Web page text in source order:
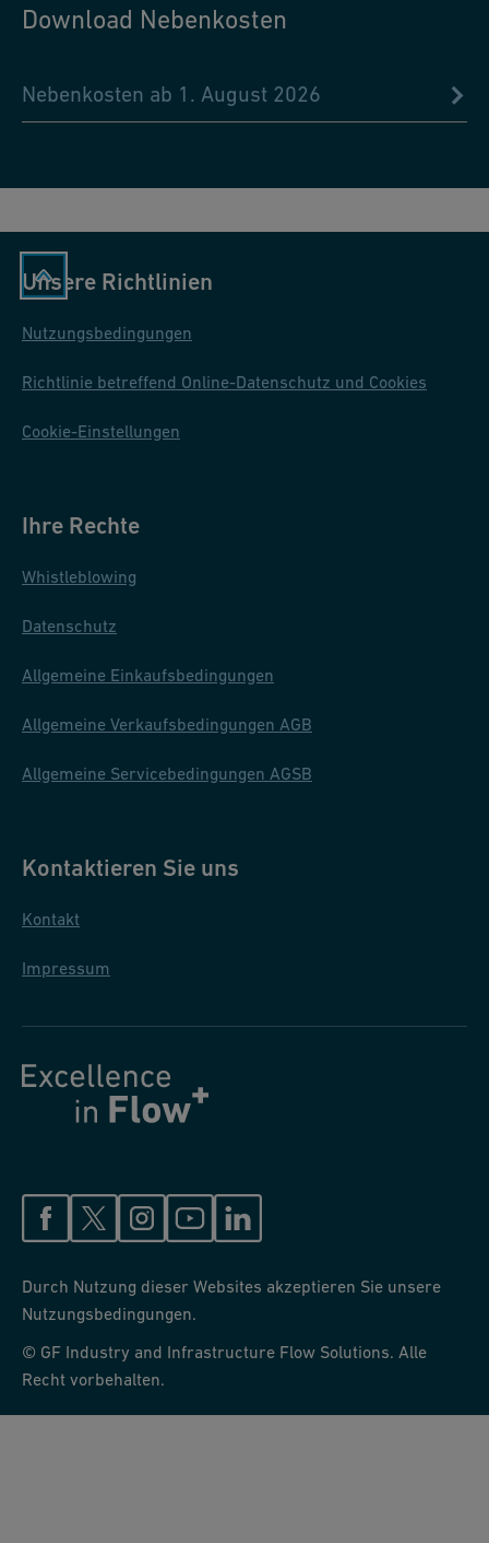
Download Nebenkosten
Nebenkosten ab 1. August 2026
Unsere Richtlinien
Nutzungsbedingungen
Richtlinie betreffend Online-Datenschutz und Cookies
Cookie-Einstellungen
Ihre Rechte
Whistleblowing
Datenschutz
Allgemeine Einkaufsbedingungen
Allgemeine Verkaufsbedingungen AGB
Allgemeine Servicebedingungen AGSB
Kontaktieren Sie uns
Kontakt
Impressum
Durch Nutzung dieser Websites akzeptieren Sie unsere
Nutzungsbedingungen.
© GF Industry and Infrastructure Flow Solutions. Alle
Recht vorbehalten.